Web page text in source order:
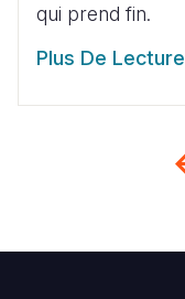
qui prend fin.
Plus De Lecture